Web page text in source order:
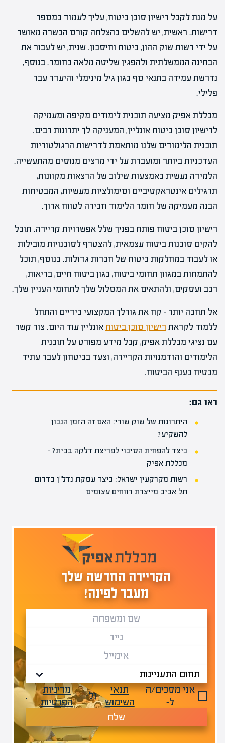
על מנת לקבל רישיון סוכן ביטוח, עליך לעמוד במספר
דרישות. ראשית, יש להשלים בהצלחה קורס הכשרה מאושר
על ידי רשות שוק ההון, ביטוח וחיסכון. שנית, יש לעבור את
הבחינה הממשלתית ולהפגין שליטה מלאה בחומר. בנוסף,
נדרשת עמידה בתנאי סף כגון גיל מינימלי והיעדר עבר
פלילי.
מכללת אפיק מציעה תוכנית לימודים מקיפה ומעמיקה
לרישיון סוכן ביטוח אונליין, המעניקה לך יתרונות רבים.
תוכנית הלימודים שלנו מותאמת לדרישות הרגולטוריות
העדכניות ביותר ומועברת על ידי מרצים מנוסים מהתעשייה.
הלמידה נעשית באמצעות שילוב של הרצאות מקוונות,
תרגילים אינטראקטיביים וסימולציות מעשיות, המבטיחות
הבנה מעמיקה של חומר הלימוד וזכירה לטווח ארוך.
רישיון סוכן ביטוח פותח בפניך שלל אפשרויות קריירה. תוכל
להקים סוכנות ביטוח עצמאית, להצטרף לסוכנויות מובילות
או לעבוד במחלקות ביטוח של חברות גדולות. בנוסף, תוכל
להתמחות במגוון תחומי ביטוח, כגון ביטוח חיים, בריאות,
רכב ועסקים, ולהתאים את המסלול שלך לתחומי העניין שלך.
אל תחכה יותר – קח את גורלך המקצועי בידיים והתחל
ללמוד לקראת רישיון סוכן ביטוח אונליין עוד היום. צור קשר
עם נציגי מכללת אפיק, קבל מידע מפורט על תוכנית
הלימודים והזדמנויות הקריירה, וצעד בביטחון לעבר עתיד
מבטיח בענף הביטוח.
ראו גם:
היתרונות של שוק שורי: האם זה הזמן הנכון
להשקיע?
כיצד להפחית הסיכוי לפריצת דלקה בבית? –
מכללת אפיק
רשות מקרקעין ישראל: כיצד עסקת נדל"ן בדרום
תל אביב מייצרת רווחים עצומים
הקריירה החדשה שלך
מעבר לפינה!
אני מסכים/ה
ל-
תנאי
השימוש
ול-
מדיניות
הפרטיות
.
שלח